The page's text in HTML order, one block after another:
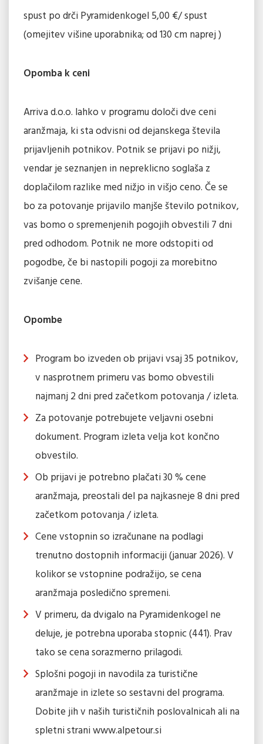
spust po drči Pyramidenkogel 5,00 €/ spust
(omejitev višine uporabnika; od 130 cm naprej )
Opomba k ceni
Arriva d.o.o. lahko v programu določi dve ceni
aranžmaja, ki sta odvisni od dejanskega števila
prijavljenih potnikov. Potnik se prijavi po nižji,
vendar je seznanjen in nepreklicno soglaša z
doplačilom razlike med nižjo in višjo ceno. Če se
bo za potovanje prijavilo manjše število potnikov,
vas bomo o spremenjenih pogojih obvestili 7 dni
pred odhodom. Potnik ne more odstopiti od
pogodbe, če bi nastopili pogoji za morebitno
zvišanje cene.
Opombe
Program bo izveden ob prijavi vsaj 35 potnikov,
v nasprotnem primeru vas bomo obvestili
najmanj 2 dni pred začetkom potovanja / izleta.
Za potovanje potrebujete veljavni osebni
dokument. Program izleta velja kot končno
obvestilo.
Ob prijavi je potrebno plačati 30 % cene
aranžmaja, preostali del pa najkasneje 8 dni pred
začetkom potovanja / izleta.
Cene vstopnin so izračunane na podlagi
trenutno dostopnih informaciji (januar 2026). V
kolikor se vstopnine podražijo, se cena
aranžmaja posledično spremeni.
V primeru, da dvigalo na Pyramidenkogel ne
deluje, je potrebna uporaba stopnic (441). Prav
tako se cena sorazmerno prilagodi.
Splošni pogoji in navodila za turistične
aranžmaje in izlete so sestavni del programa.
Dobite jih v naših turističnih poslovalnicah ali na
spletni strani www.alpetour.si